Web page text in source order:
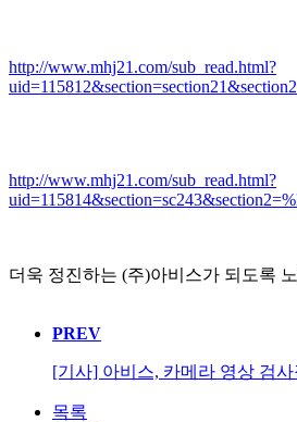
http://www.mhj21.com/sub_read.html?
http://www.mhj21.com/sub_read.html?
더욱 정진하는 (주)아비스가 되도록
PREV
[기사] 아비스, 카메라 영상 검
목록